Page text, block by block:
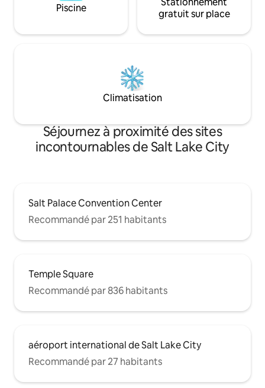
Piscine
gratuit sur place
Climatisation
Séjournez à proximité des sites
incontournables de Salt Lake City
Salt Palace Convention Center
Recommandé par 251 habitants
Temple Square
Recommandé par 836 habitants
aéroport international de Salt Lake City
Recommandé par 27 habitants